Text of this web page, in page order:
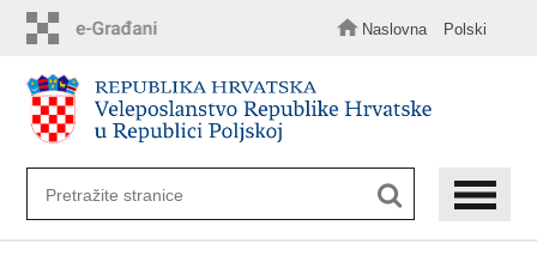
sadržaj
Naslovna Polski